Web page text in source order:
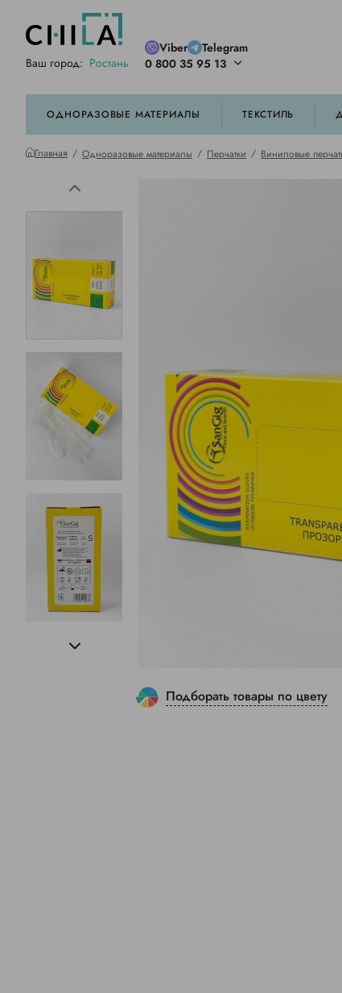
Ваш город: Ростань
Viber
Telegram
0 800 35 95 13
ОДНОРАЗОВЫЕ МАТЕРИАЛЫ ТЕКСТИЛЬ
Главная Одноразовые материалы Перчатки Виниловые
Подборать товары по цвету